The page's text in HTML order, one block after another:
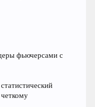
фьючерсами с